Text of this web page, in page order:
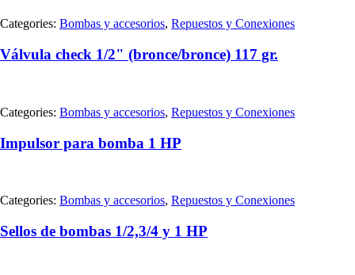
Categories: Bombas y accesorios, Repuestos y Conexiones
Válvula check 1/2" (bronce/bronce) 117 gr.
Categories: Bombas y accesorios, Repuestos y Conexiones
Impulsor para bomba 1 HP
Categories: Bombas y accesorios, Repuestos y Conexiones
Sellos de bombas 1/2,3/4 y 1 HP